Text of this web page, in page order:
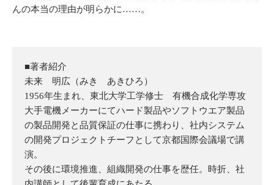
んの本当の理由が明らかに……。
■著者紹介
未来 明広（みき あきひろ）
1956年生まれ、東北大学工学修士 有機合成化学専攻
大手電機メーカーにてハード製品やソフトウエア製品
の製品開発と品質保証の仕事に携わり、社内システム
の開発プロジェクトチーフとして京都国際会議場で講
演。
その後に環境推進、組織開発の仕事を歴任。時折、社